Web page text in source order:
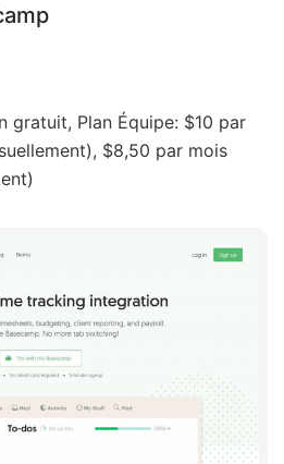
gratuit, Plan Équipe: $10 par
$8,50 par mois